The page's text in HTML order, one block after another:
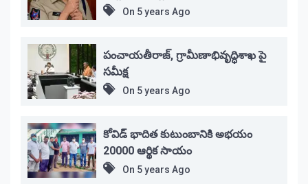
On 5 years Ago
పంచాయతీరాజ్, గ్రామీణాభివృద్ధిశాఖ పై
సమీక్ష
On 5 years Ago
కోవిడ్ భాదిత కుటుంబానికి అభయం
20000 ఆర్థిక సాయం
On 5 years Ago